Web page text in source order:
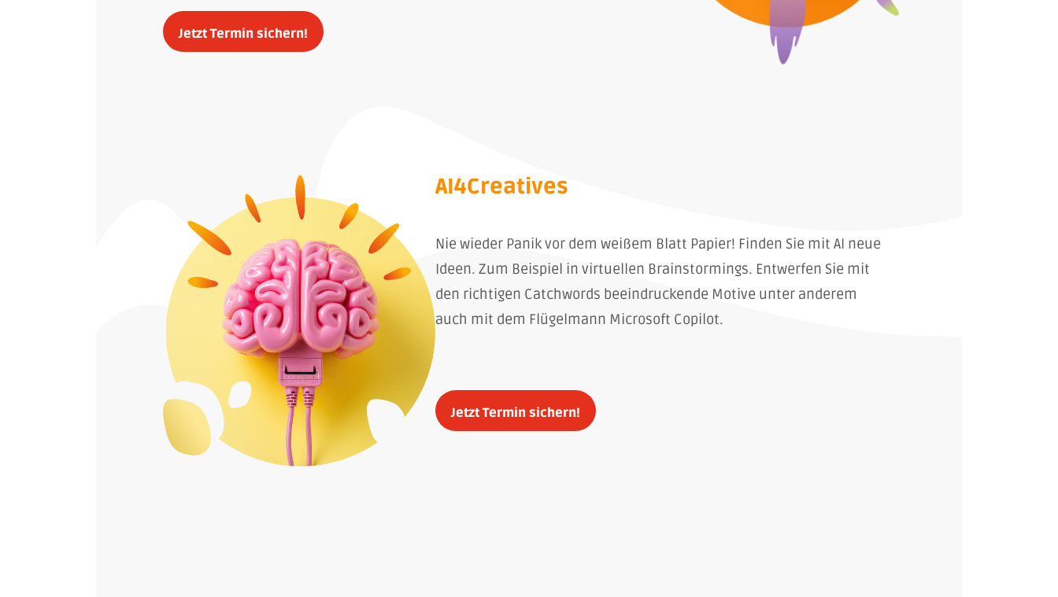
Jetzt Termin sichern!
AI4Creatives
Nie wieder Panik vor dem weißem Blatt Papier! Finden Sie mit AI neue
Ideen. Zum Beispiel in virtuellen Brainstormings. Entwerfen Sie mit
den richtigen Catchwords beeindruckende Motive unter anderem
auch mit dem Flügelmann Microsoft Copilot.
Jetzt Termin sichern!